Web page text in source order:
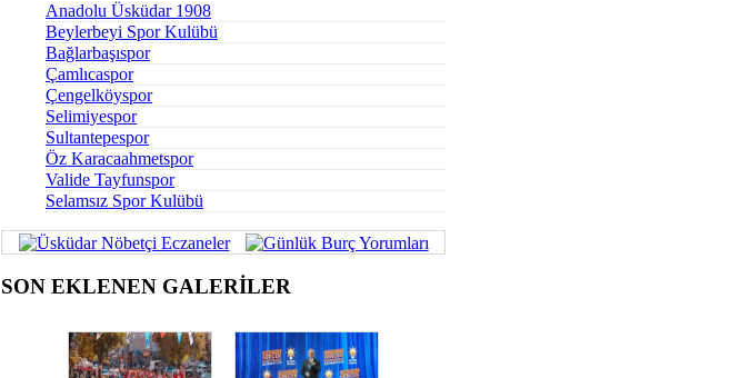
Anadolu Üsküdar 1908
Beylerbeyi Spor Kulübü
Bağlarbaşıspor
Çamlıcaspor
Çengelköyspor
Selimiyespor
Sultantepespor
Öz Karacaahmetspor
Valide Tayfunspor
Selamsız Spor Kulübü
SON EKLENEN GALERİLER